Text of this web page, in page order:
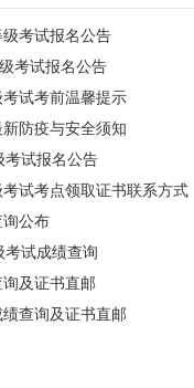
考试报名公告
考试报名公告
试考前温馨提示
防疫与安全须知
考试报名公告
试考点领取证书联系方式
公布
试成绩查询
及证书直邮
查询及证书直邮